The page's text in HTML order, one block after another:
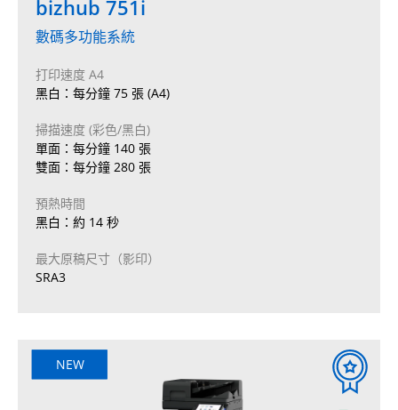
bizhub 751i
數碼多功能系統
打印速度 A4
黑白：每分鐘 75 張 (A4)
掃描速度 (彩色/黑白)
單面：每分鐘 140 張
雙面：每分鐘 280 張
預熱時間
黑白：約 14 秒
最大原稿尺寸（影印）
SRA3
NEW